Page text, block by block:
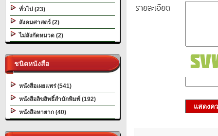
ทั่วไป (23)
สังคมศาสตร์ (2)
ไม่สังกัดหมวด (2)
ชนิดหนังสือ
หนังสือเผยแพร่ (541)
หนังสือลิขสิทธิ์สำนักพิมพ์ (192)
หนังสือหายาก (40)
รายละเอียด
แสดงค